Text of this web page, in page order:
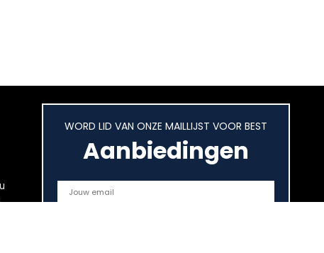
WORD LID VAN ONZE MAILLIJST VOOR BEST
Aanbiedingen